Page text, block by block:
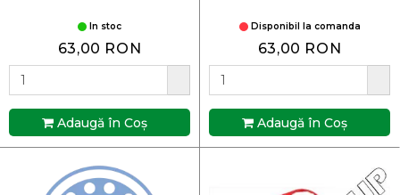
In stoc
63,00 RON
Adaugă în Coş
Disponibil la comanda
63,00 RON
Adaugă în Coş